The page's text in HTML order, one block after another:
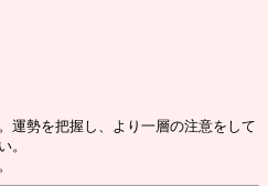
運勢を把握し、より一層の注意をして
。